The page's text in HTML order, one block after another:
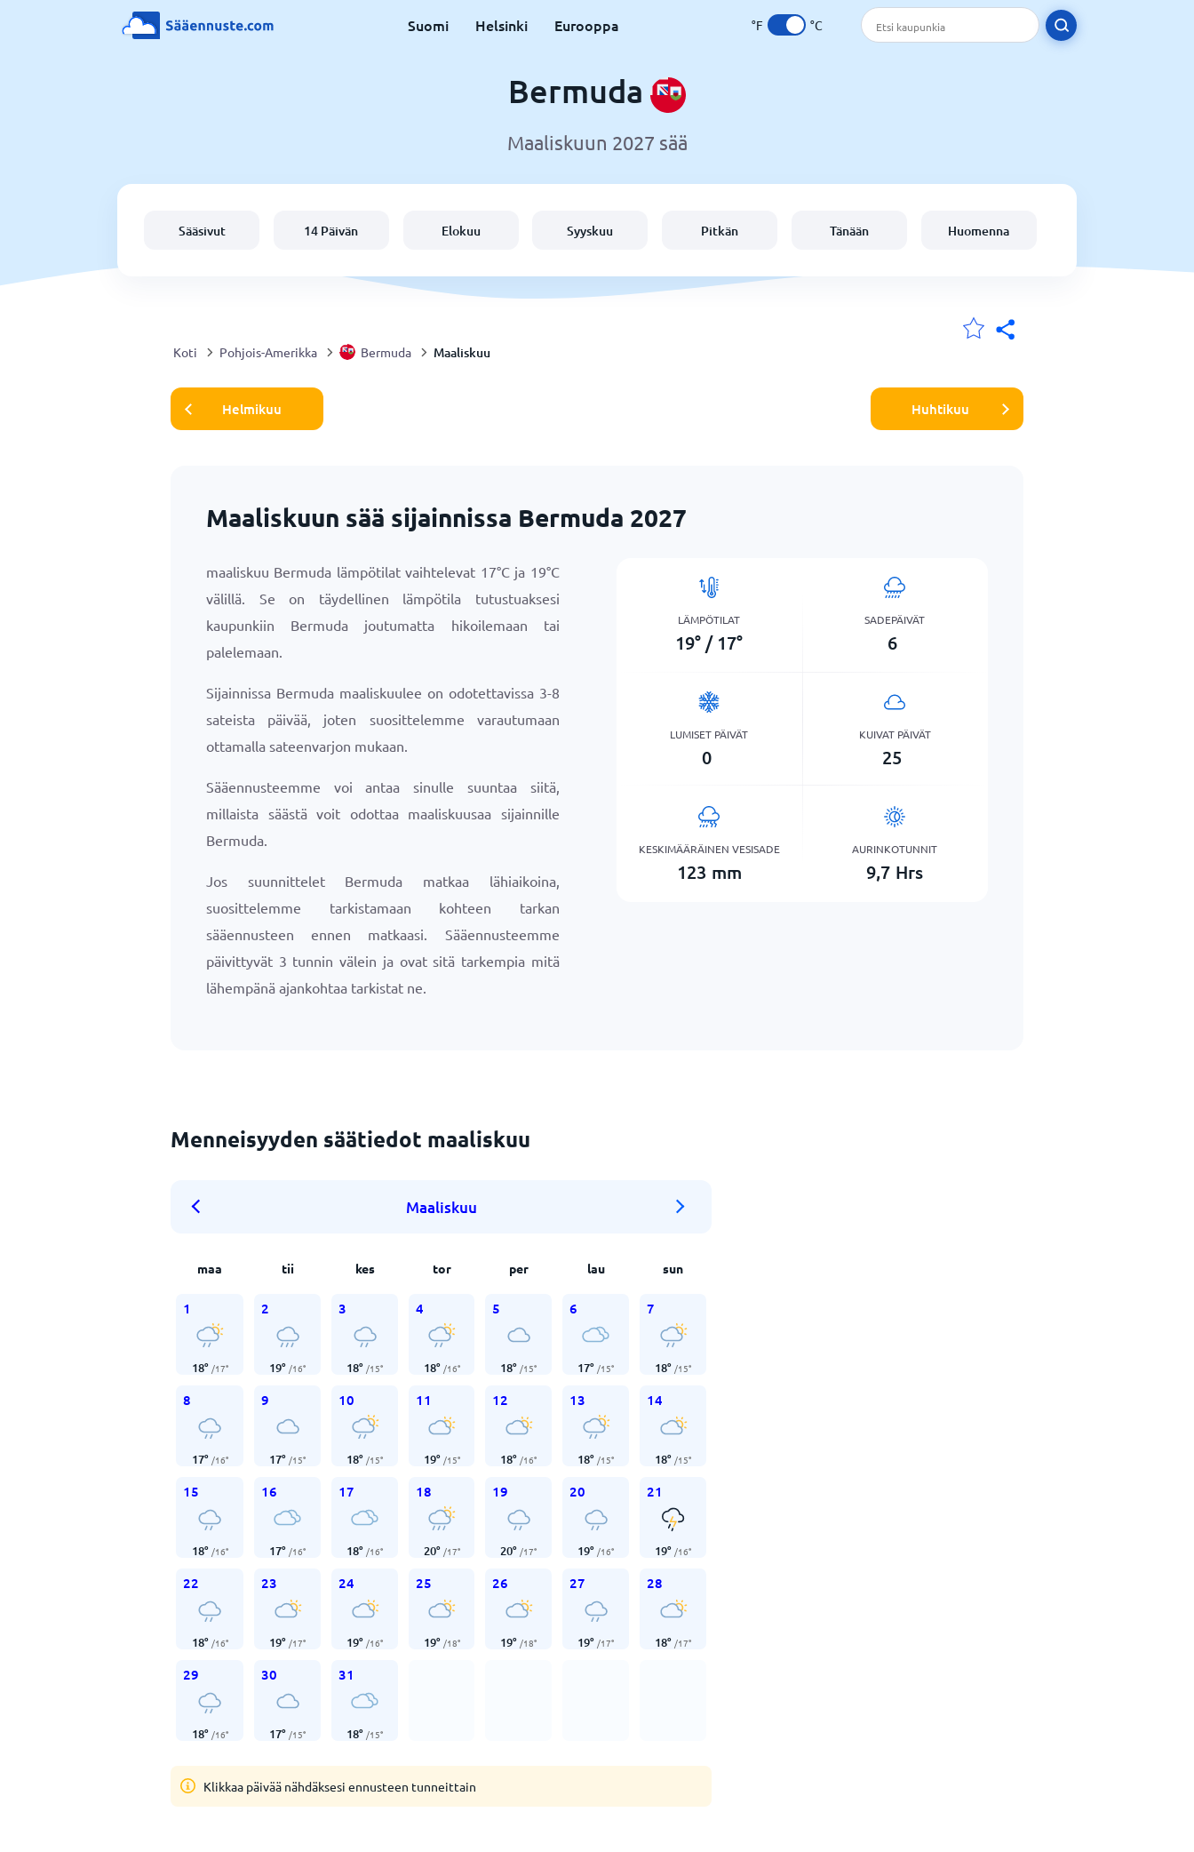
Suomi Helsinki Eurooppa °F °C
Bermuda
Maaliskuun 2027 sää
Sääsivut 14 Päivän Elokuu Syyskuu Pitkän Tänään Huomenna
Koti Pohjois-Amerikka Bermuda Maaliskuu
Helmikuu Huhtikuu
Maaliskuun sää sijainnissa Bermuda 2027
maaliskuu Bermuda lämpötilat vaihtelevat 17°Cja 19°C
välillä. Se on täydellinen lämpötila tutustuaksesi
kaupunkiin Bermuda joutumatta hikoilemaan tai
palelemaan.
Sijainnissa Bermuda maaliskuulee on odotettavissa 3-8
sateista päivää, joten suosittelemme varautumaan
ottamalla sateenvarjon mukaan.
Sääennusteemme voi antaa sinulle suuntaa siitä,
millaista säästä voit odottaa maaliskuusaa sijainnille
Bermuda.
Jos suunnittelet Bermuda matkaa lähiaikoina,
suosittelemme tarkistamaan kohteen tarkan
sääennusteen ennen matkaasi. Sääennusteemme
päivittyvät 3 tunnin välein ja ovat sitä tarkempia mitä
lähempänä ajankohtaa tarkistat ne.
LÄMPÖTILAT
19° / 17°
SADEPÄIVÄT
6
LUMISET PÄIVÄT
0
KUIVAT PÄIVÄT
25
KESKIMÄÄRÄINEN VESISADE
123 mm
AURINKOTUNNIT
9,7 Hrs
Menneisyyden säätiedot maaliskuu
Maaliskuu
maa tii kes tor per lau sun
1
18° /17°
2
19° /16°
3
18° /15°
4
18° /16°
5
18° /15°
6
17° /15°
7
18° /15°
8
17° /16°
9
17° /15°
10
18° /15°
11
19° /15°
12
18° /16°
13
18° /15°
14
18° /15°
15
18° /16°
16
17° /16°
17
18° /16°
18
20° /17°
19
20° /17°
20
19° /16°
21
19° /16°
22
18° /16°
23
19° /17°
24
19° /16°
25
19° /18°
26
19° /18°
27
19° /17°
28
18° /17°
29
18° /16°
30
17° /15°
31
18° /15°
Klikkaa päivää nähdäksesi ennusteen tunneittain